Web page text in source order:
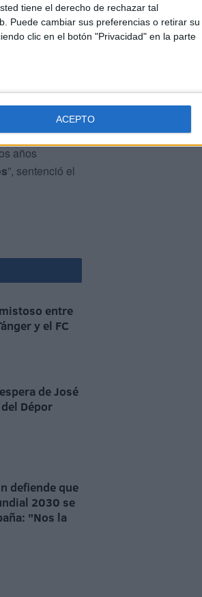
tiene el derecho de rechazar tal
Puede cambiar sus preferencias o retirar su
clic en el botón "Privacidad" en la parte
ACEPTO
de
esta
de mi
años
”, sentenció el
entre
y el FC
de José
Dépor
defiende que
2030 se
"Nos la